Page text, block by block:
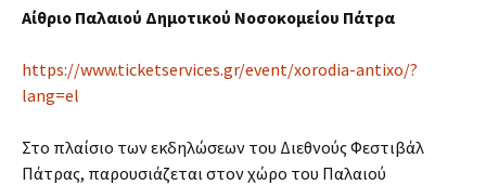
Αίθριο Παλαιού Δηµοτικού Νοσοκοµείου Πάτρα
https://www.ticketservices.gr/event/xorodia-antixo/?
lang=el
Στο πλαίσιο των εκδηλώσεων του Διεθνούς Φεστιβάλ
Πάτρας, παρουσιάζεται στον χώρο του Παλαιού